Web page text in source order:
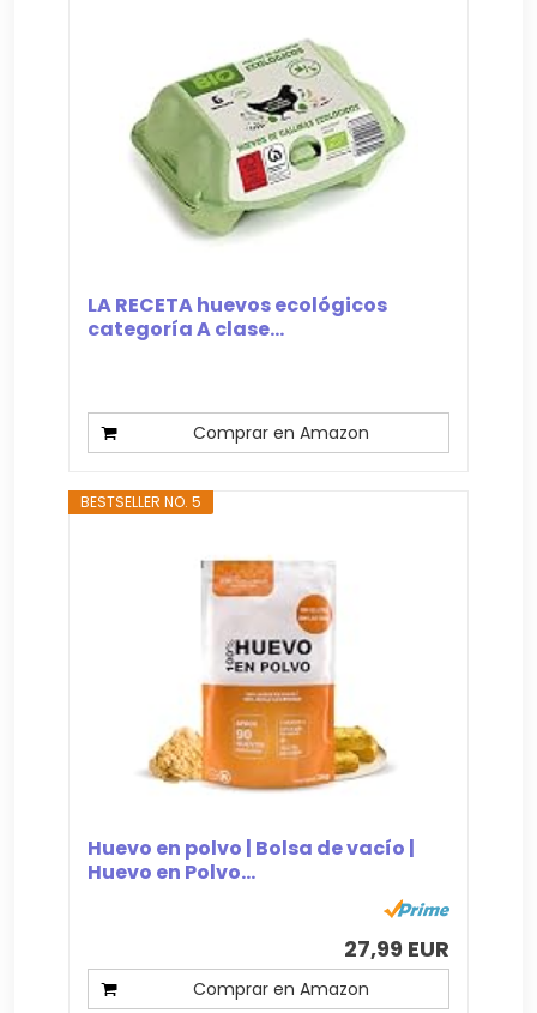
LA RECETA huevos ecológicos
categoría A clase...
Comprar en Amazon
BESTSELLER NO. 5
Huevo en polvo | Bolsa de vacío |
Huevo en Polvo...
27,99 EUR
Comprar en Amazon